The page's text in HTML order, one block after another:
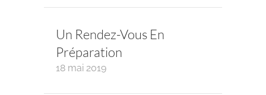
Un Rendez-Vous En
Préparation
18 mai 2019